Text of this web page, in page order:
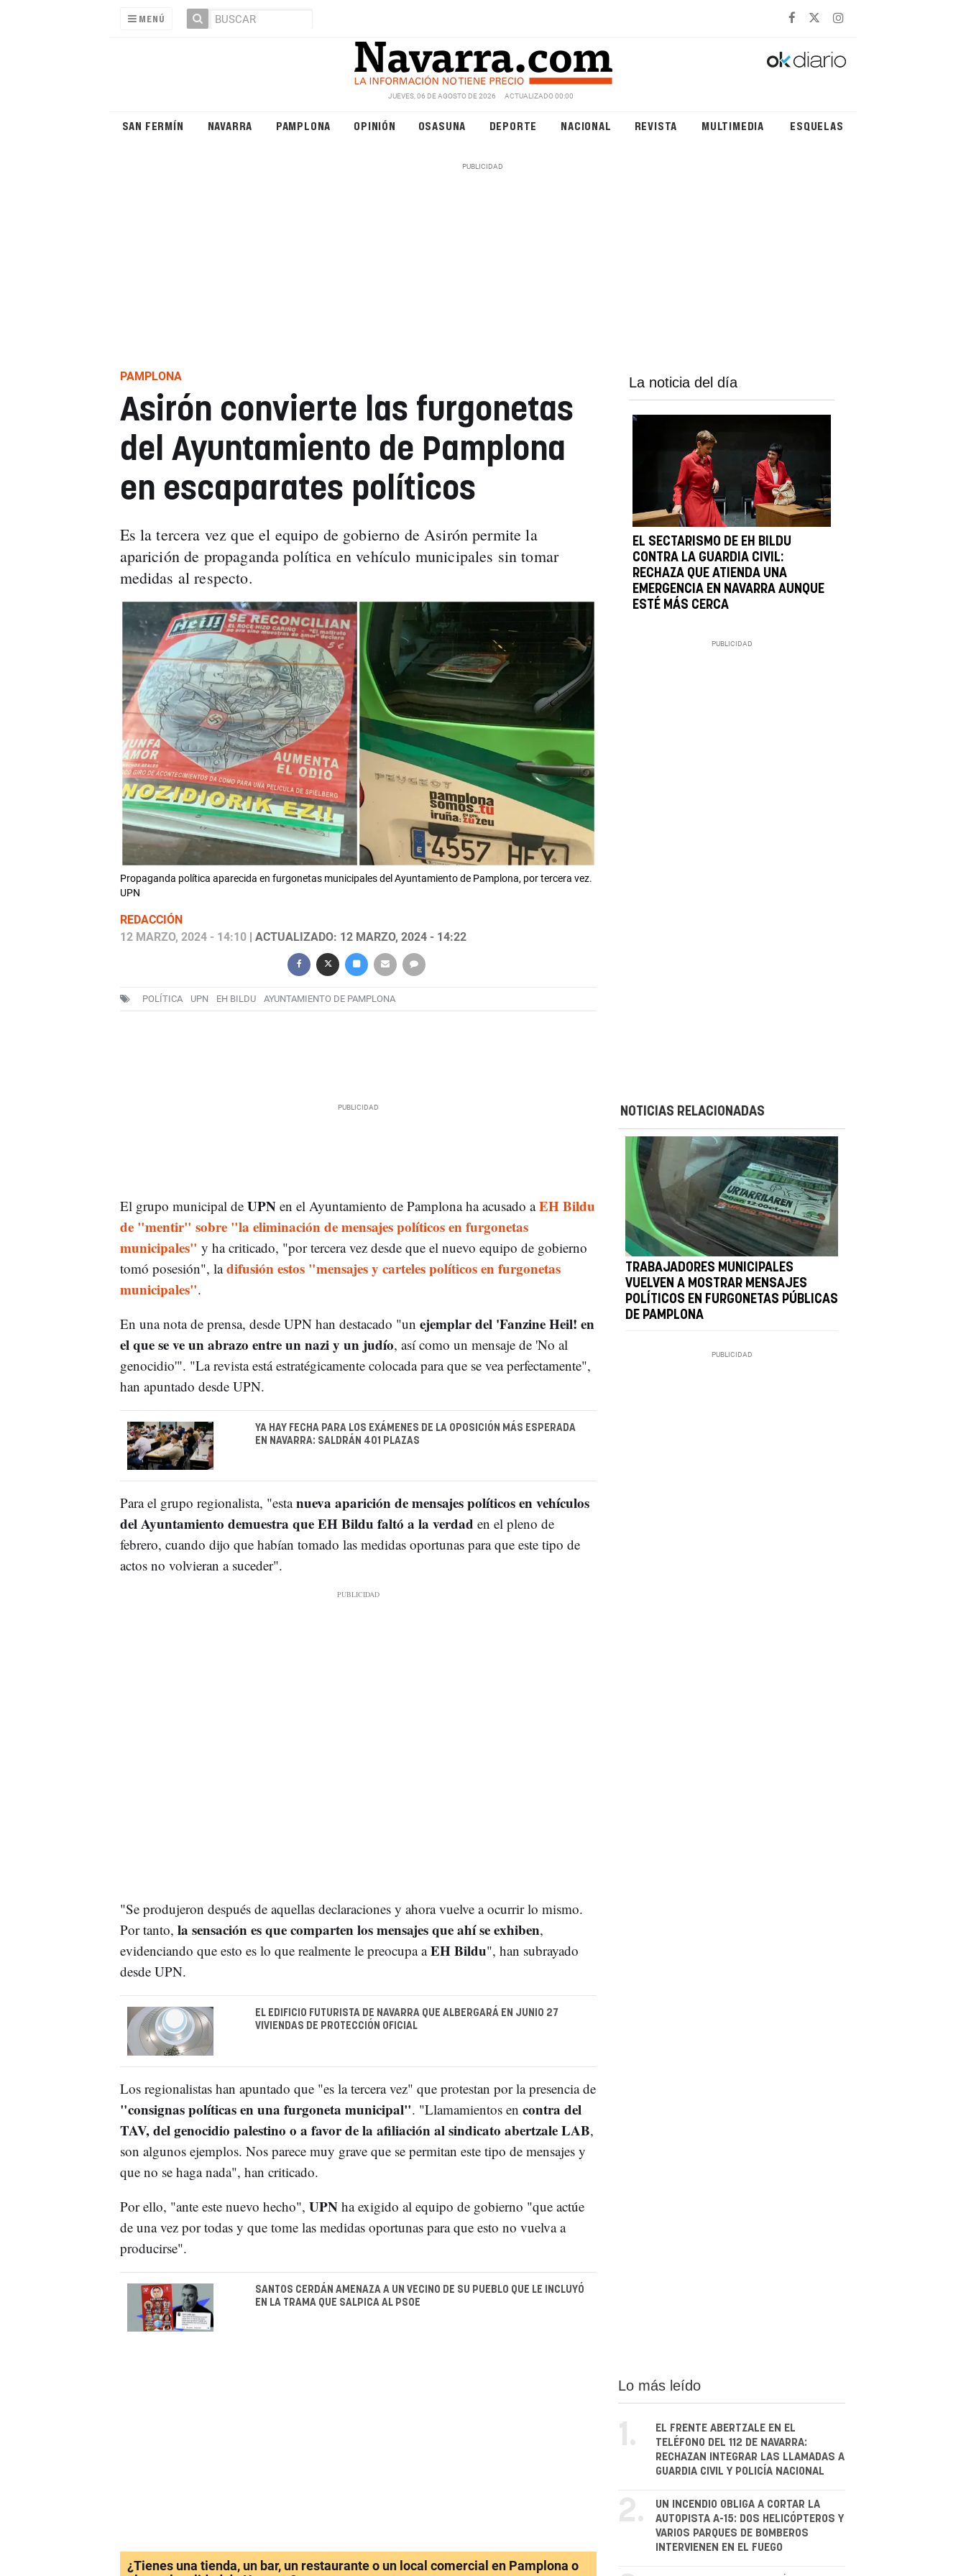
MENÚ
JUEVES, 06 DE AGOSTO DE 2026 ACTUALIZADO 00:00
SAN FERMÍN NAVARRA PAMPLONA OPINIÓN OSASUNA DEPORTE NACIONAL REVISTA MULTIMEDIA ESQUELAS
PAMPLONA
Asirón convierte las furgonetas
del Ayuntamiento de Pamplona
en escaparates políticos
Es la tercera vez que el equipo de gobierno de Asirón permite la
aparición de propaganda política en vehículo municipales sin tomar
medidas al respecto.
Propaganda política aparecida en furgonetas municipales del Ayuntamiento de Pamplona, por tercera vez.
UPN
REDACCIÓN
12 MARZO, 2024 - 14:10| ACTUALIZADO: 12 MARZO, 2024 - 14:22
POLÍTICA UPN EH BILDU AYUNTAMIENTO DE PAMPLONA
La noticia del día
EL SECTARISMO DE EH BILDU
CONTRA LA GUARDIA CIVIL:
RECHAZA QUE ATIENDA UNA
EMERGENCIA EN NAVARRA AUNQUE
ESTÉ MÁS CERCA
El grupo municipal de UPN en el Ayuntamiento de Pamplona ha acusado aEH Bildu
de "mentir" sobre "la eliminación de mensajes políticos en furgonetas
municipales" y ha criticado, "por tercera vez desde que el nuevo equipo de gobierno
tomó posesión", ladifusión estos "mensajes y carteles políticos en furgonetas
municipales".
En una nota de prensa, desde UPN han destacado "un ejemplar del 'Fanzine Heil! en
el que se ve un abrazo entre un nazi y un judío, así como un mensaje de 'No al
genocidio'". "La revista está estratégicamente colocada para que se vea perfectamente",
han apuntado desde UPN.
YA HAY FECHA PARA LOS EXÁMENES DE LA OPOSICIÓN MÁS ESPERADA
EN NAVARRA: SALDRÁN 401 PLAZAS
Para el grupo regionalista, "estanueva aparición de mensajes políticos en vehículos
del Ayuntamiento demuestra que EH Bildu faltó a la verdad en el pleno de
febrero, cuando dijo que habían tomado las medidas oportunas para que este tipo de
actos no volvieran a suceder".
"Se produjeron después de aquellas declaraciones y ahora vuelve a ocurrir lo mismo.
Por tanto, la sensación es que comparten los mensajes que ahí se exhiben,
evidenciando que esto es lo que realmente le preocupa aEH Bildu", han subrayado
desde UPN.
EL EDIFICIO FUTURISTA DE NAVARRA QUE ALBERGARÁ EN JUNIO 27
VIVIENDAS DE PROTECCIÓN OFICIAL
Los regionalistas han apuntado que "es la tercera vez" que protestan por la presencia de
"consignas políticas en una furgoneta municipal". "Llamamientos en contra del
TAV, del genocidio palestino o a favor de la afiliación al sindicato abertzale LAB,
son algunos ejemplos. Nos parece muy grave que se permitan este tipo de mensajes y
que no se haga nada", han criticado.
Por ello, "ante este nuevo hecho", UPN ha exigido al equipo de gobierno "que actúe
de una vez por todas y que tome las medidas oportunas para que esto no vuelva a
producirse".
SANTOS CERDÁN AMENAZA A UN VECINO DE SU PUEBLO QUE LE INCLUYÓ
EN LA TRAMA QUE SALPICA AL PSOE
NOTICIAS RELACIONADAS
TRABAJADORES MUNICIPALES
VUELVEN A MOSTRAR MENSAJES
POLÍTICOS EN FURGONETAS PÚBLICAS
DE PAMPLONA
¿Tienes una tienda, un bar, un restaurante o un local comercial en Pamplona o
Lo más leído
1.
EL FRENTE ABERTZALE EN EL
TELÉFONO DEL 112 DE NAVARRA:
RECHAZAN INTEGRAR LAS LLAMADAS A
GUARDIA CIVIL Y POLICÍA NACIONAL
2.
UN INCENDIO OBLIGA A CORTAR LA
AUTOPISTA A-15: DOS HELICÓPTEROS Y
VARIOS PARQUES DE BOMBEROS
INTERVIENEN EN EL FUEGO